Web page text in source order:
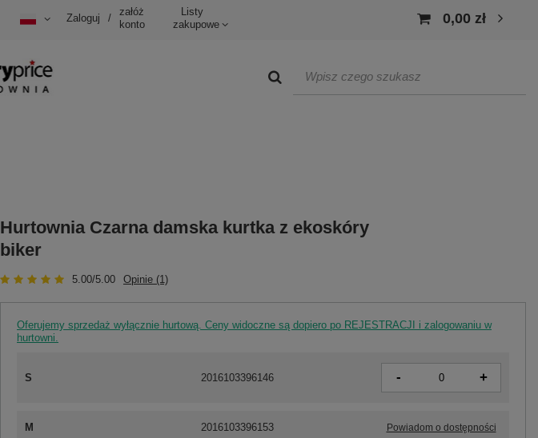
Zaloguj /
załóż
konto
Listy
zakupowe
0,00 zł
Hurtownia Czarna damska kurtka z ekoskóry
biker
5.00/5.00 Opinie (1)
Oferujemy sprzedaż wyłącznie hurtową. Ceny widoczne są dopiero po REJESTRACJI i zalogowaniu w
hurtowni.
S 2016103396146 - +
M 2016103396153 Powiadom o dostępności